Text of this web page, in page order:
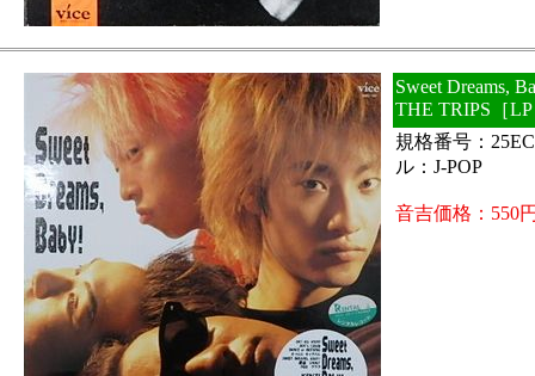
Sweet Dreams,
THE TRIPS［
規格番号：
ル：J-POP
音吉価格：550